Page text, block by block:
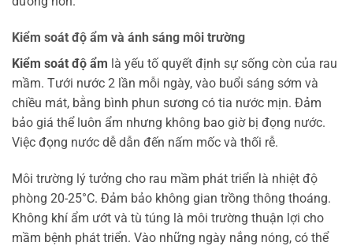
Kiểm soát độ ẩm và ánh sáng môi trường
Kiểm soát độ ẩm là yếu tố quyết định sự sống còn của rau
mầm. Tưới nước 2 lần mỗi ngày, vào buổi sáng sớm và
chiều mát, bằng bình phun sương có tia nước mịn. Đảm
bảo giá thể luôn ẩm nhưng không bao giờ bị đọng nước.
Việc đọng nước dễ dẫn đến nấm mốc và thối rễ.
Môi trường lý tưởng cho rau mầm phát triển là nhiệt độ
phòng 20-25°C. Đảm bảo không gian trồng thông thoáng.
Không khí ẩm ướt và tù túng là môi trường thuận lợi cho
mầm bệnh phát triển. Vào những ngày nắng nóng, có thể